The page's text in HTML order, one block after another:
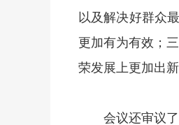
以及解决好群众
更加有为有效；
荣发展上更加出新
会议还审议